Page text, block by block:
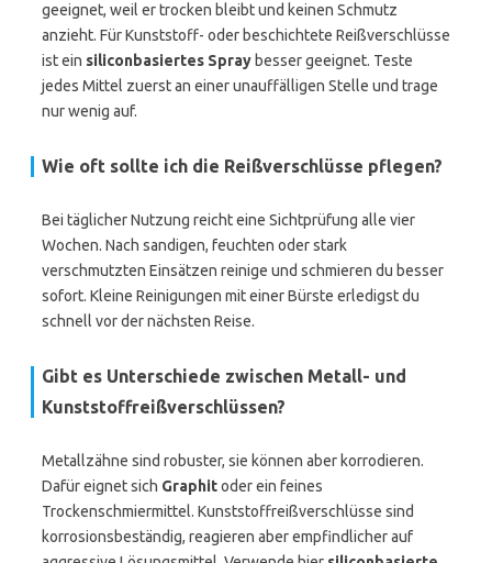
geeignet, weil er trocken bleibt und keinen Schmutz
anzieht. Für Kunststoff- oder beschichtete Reißverschlüsse
ist ein siliconbasiertes Spray besser geeignet. Teste
jedes Mittel zuerst an einer unauffälligen Stelle und trage
nur wenig auf.
Wie oft sollte ich die Reißverschlüsse pflegen?
Bei täglicher Nutzung reicht eine Sichtprüfung alle vier
Wochen. Nach sandigen, feuchten oder stark
verschmutzten Einsätzen reinige und schmieren du besser
sofort. Kleine Reinigungen mit einer Bürste erledigst du
schnell vor der nächsten Reise.
Gibt es Unterschiede zwischen Metall- und
Kunststoffreißverschlüssen?
Metallzähne sind robuster, sie können aber korrodieren.
Dafür eignet sich Graphitoder ein feines
Trockenschmiermittel. Kunststoffreißverschlüsse sind
korrosionsbeständig, reagieren aber empfindlicher auf